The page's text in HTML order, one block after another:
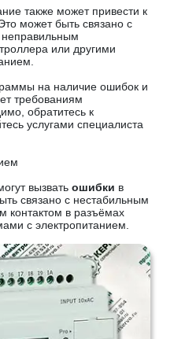
также может привести к
Это может быть связано с
или другими
на наличие ошибок и
требованиям
обратитесь к
услугами специалиста
вызвать ошибки в
связано с нестабильным
контактом в разъёмах
с электропитанием.